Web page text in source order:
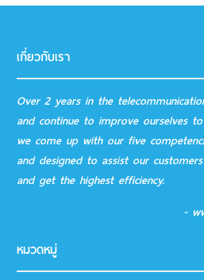
เกี่ยวกับเรา
Over 2 years in the
and continue to improve ourselves
we come up with our five
and designed to assist our
and get the highest efficiency.
-
หมวดหมู่